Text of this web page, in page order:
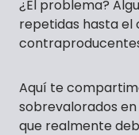
¿El problema?
repetidas hasta el
Aquí te
sobrevalorados
que realmente